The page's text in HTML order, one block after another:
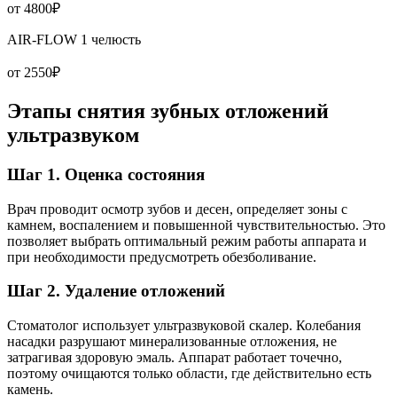
от 4800₽
AIR-FLOW 1 челюсть
от 2550₽
Этапы снятия зубных отложений
ультразвуком
Шаг 1. Оценка состояния
Врач проводит осмотр зубов и десен, определяет зоны с
камнем, воспалением и повышенной чувствительностью. Это
позволяет выбрать оптимальный режим работы аппарата и
при необходимости предусмотреть обезболивание.
Шаг 2. Удаление отложений
Стоматолог использует ультразвуковой скалер. Колебания
насадки разрушают минерализованные отложения, не
затрагивая здоровую эмаль. Аппарат работает точечно,
поэтому очищаются только области, где действительно есть
камень.